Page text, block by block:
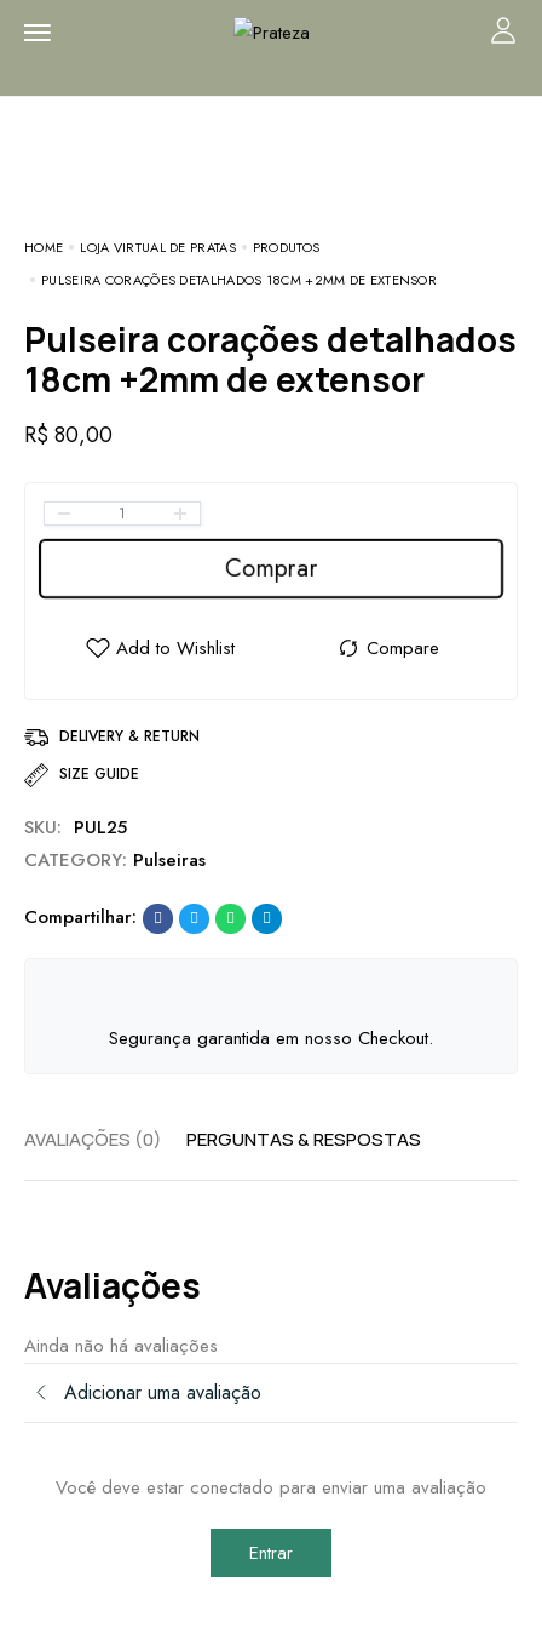
HOME LOJA VIRTUAL DE PRATAS
PRODUTOS
PULSEIRA CORAÇÕES DETALHADOS 18CM +2MM DE EXTENSOR
Pulseira corações detalhados
18cm +2mm de extensor
R$80,00
Comprar
DELIVERY & RETURN
SIZE GUIDE
SKU: PUL25
CATEGORY: Pulseiras
Compartilhar:
Segurança garantida em nosso Checkout.
AVALIAÇÕES (0) PERGUNTAS & RESPOSTAS
Avaliações
Ainda não há avaliações
Adicionar uma avaliação
Você deve estar conectado para enviar uma avaliação
Entrar